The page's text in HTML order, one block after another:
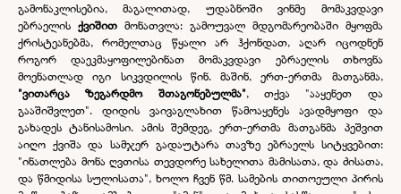
გამონაკლისებია, მაგალითად, უდაბნოში ვინმე მომაკვდავი
ებრაელის ქვიშითმონათვლა: გამოუვალ მდგომარეობაში მყოფმა
ქრისტეანებმა, რომელთაც წყალი არ ჰქონდათ, აღარ იცოდნენ
როგორ დაეკმაყოფილებინათ მომაკვდავი ებრაელის თხოვნა
მოენათლად იგი სიკვდილის წინ. მაშინ, ერთ-ერთმა მათგანმა,
"ვითარცა ზეგარდმო შთაგონებულმა", თქვა "ააყენეთ და
გააშიშვლეთ". დიდის ვაივაგლახით წამოაყენეს ავადმყოფი და
გახადეს ტანისამოსი. ამის შემდეგ, ერთ-ერთმა მათგანმა პეშვით
აიღო ქვიშა და სამჯერ გადაუტარა თავზე ებრაელს სიტყვებით:
"ინათლება მონა ღვთისა თევდორე სახელითა მამისათა, და ძისათა,
და წმიდისა სულისათა", ხოლო ჩვენ წმ. სამების თითოეული პირის